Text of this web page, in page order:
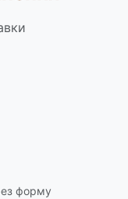
форму